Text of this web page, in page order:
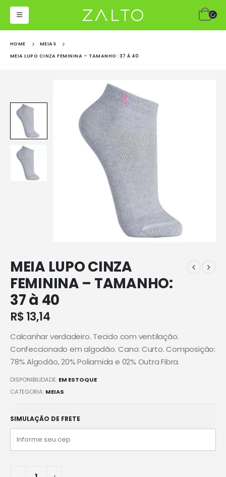
HOME
MEIAS
MEIA LUPO CINZA FEMININA – TAMANHO: 37 À 40
MEIA LUPO CINZA
FEMININA – TAMANHO:
37 à 40
R$13,14
Calcanhar verdadeiro. Tecido com ventilação.
Confeccionado em algodão. Cano: Curto. Composição:
78% Algodão, 20% Poliamida e 02% Outra Fibra.
DISPONIBILIDADE: EM ESTOQUE
CATEGORIA: MEIAS
SIMULAÇÃO DE FRETE